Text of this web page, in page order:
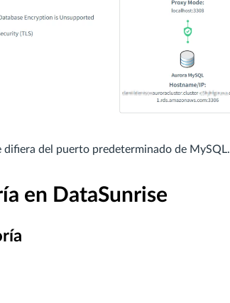
del puerto predeterminado de MySQL.
en DataSunrise